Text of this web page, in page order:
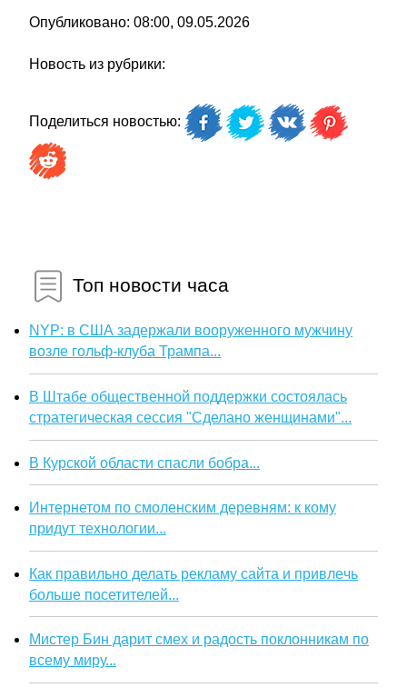
Опубликовано: 08:00, 09.05.2026
Новость из рубрики:
Поделиться новостью:
Топ новости часа
NYP: в США задержали вооруженного мужчину
возле гольф-клуба Трампа...
В Штабе общественной поддержки состоялась
стратегическая сессия "Сделано женщинами"...
В Курской области спасли бобра...
Интернетом по смоленским деревням: к кому
придут технологии...
Как правильно делать рекламу сайта и привлечь
больше посетителей...
Мистер Бин дарит смех и радость поклонникам по
всему миру...